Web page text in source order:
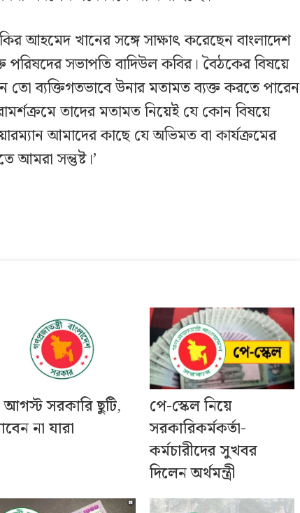
আহমেদ খানের সঙ্গে সাক্ষাৎ করেছেন বাংলাদেশ
পরিষদের সভাপতি বাদিউল কবির। বৈঠকের বিষয়ে
তো ব্যক্তিগতভাবে উনার মতামত ব্যক্ত করতে পারেন
তাদের মতামত নিয়েই যে কোন বিষয়ে
আমাদের কাছে যে অভিমত বা কার্যক্রমের
আমরা সন্তুষ্ট।’
সরকারি ছুটি,
না যারা
পে-স্কেল নিয়ে
সরকারিকর্মকর্তা-
কর্মচারীদের সুখবর
দিলেন অর্থমন্ত্রী